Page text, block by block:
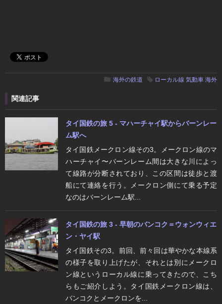
海外の鉄道 ローカル線 気動車 海外
関連記事
タイ国鉄の旅 5 - マハーチャイ駅からバーンレー
ム駅へ
タイ国鉄メークロン線その3。メークロン線のマ
ハーチャイ〜バーンレーム間は大きな川によっ
て線路が分断されており、この区間は徒歩と渡
船にて連絡を行う。メークロン側にて乗る予定
なのはバーンレーム駅...
タイ国鉄の旅 3 - 早朝のバンコク＝ウォンウィエ
ン・ヤイ駅
タイ国鉄その3。前回、前々回は華やかな本線系
の様子を取り上げたが、それとは別にメークロ
ン線というローカル線に乗ってきたので、こち
らもご紹介しよう。タイ国鉄メークロン線は、
バンコクとメークロンを...